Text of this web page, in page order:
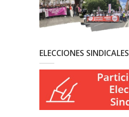
ELECCIONES SINDICALES